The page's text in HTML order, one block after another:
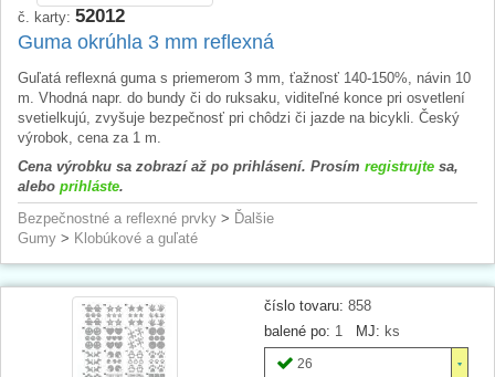
č. karty: 52012
Guma okrúhla 3 mm reflexná
Guľatá reflexná guma s priemerom 3 mm, ťažnosť 140-150%, návin 10
m. Vhodná napr. do bundy či do ruksaku, viditeľné konce pri osvetlení
svetielkujú, zvyšuje bezpečnosť pri chôdzi či jazde na bicykli. Český
výrobok, cena za 1 m.
Cena výrobku sa zobrazí až po prihlásení. Prosím registrujte sa,
alebo prihláste.
Bezpečnostné a reflexné prvky > Ďalšie
Gumy > Klobúkové a guľaté
číslo tovaru: 858
balené po: 1 MJ: ks
26